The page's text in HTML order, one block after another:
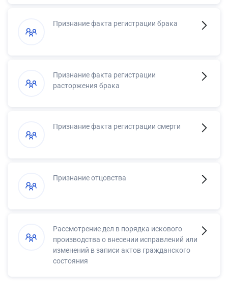
Признание факта регистрации брака
Признание факта регистрации
расторжения брака
Признание факта регистрации смерти
Признание отцовства
Рассмотрение дел в порядка искового
производства о внесении исправлений или
изменений в записи актов гражданского
состояния